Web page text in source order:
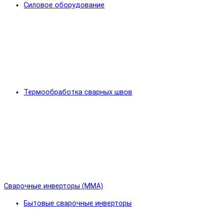
Силовое оборудование
Термообработка сварных швов
Сварочные инверторы (MMA)
Бытовые сварочные инверторы